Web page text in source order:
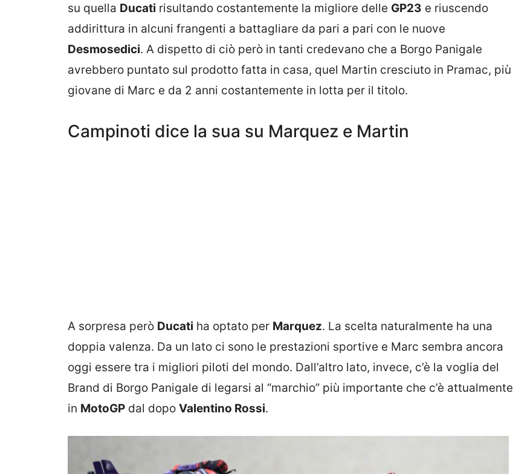
su quella Ducati risultando costantemente la migliore delle GP23 e riuscendo
addirittura in alcuni frangenti a battagliare da pari a pari con le nuove
Desmosedici. A dispetto di ciò però in tanti credevano che a Borgo Panigale
avrebbero puntato sul prodotto fatta in casa, quel Martin cresciuto in Pramac, più
giovane di Marc e da 2 anni costantemente in lotta per il titolo.
Campinoti dice la sua su Marquez e Martin
A sorpresa però Ducati ha optato per Marquez. La scelta naturalmente ha una
doppia valenza. Da un lato ci sono le prestazioni sportive e Marc sembra ancora
oggi essere tra i migliori piloti del mondo. Dall’altro lato, invece, c’è la voglia del
Brand di Borgo Panigale di legarsi al “marchio” più importante che c’è attualmente
in MotoGP dal dopo Valentino Rossi.